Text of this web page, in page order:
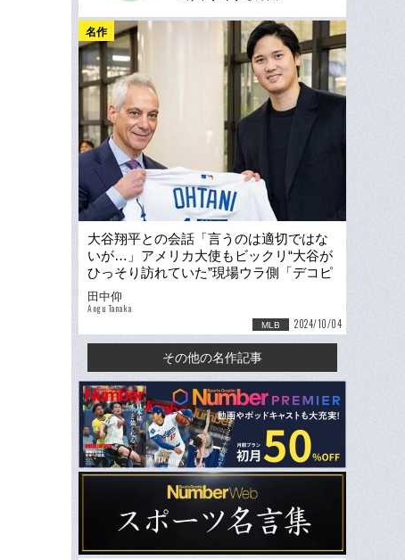
名作
大谷翔平との会話「言うのは適切ではな
いが…」アメリカ大使もビックリ“大谷が
ひっそり訪れていた”現場ウラ側「デコピ
ン用のビザを渡すと…」
田中仰
Aogu Tanaka
MLB 2024/10/04
その他の名作記事